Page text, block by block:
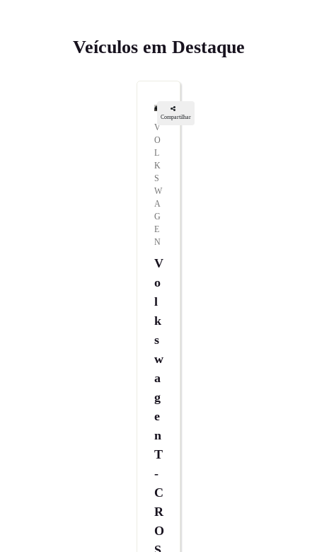
Veículos em Destaque
Compartilhar
V
O
L
K
S
W
A
G
E
N
V
O
L
K
S
W
A
G
E
N
T
-
C
R
O